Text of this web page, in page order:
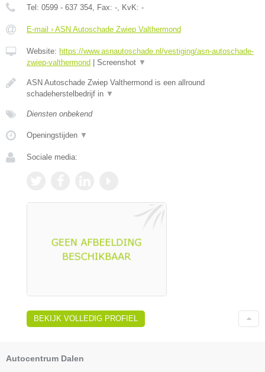
Tel: 0599 - 637 354, Fax: -, KvK: -
E-mail › ASN Autoschade Zwiep Valthermond
Website: https://www.asnautoschade.nl/vestiging/asn-autoschade-
zwiep-valthermond
Screenshot ▼
ASN Autoschade Zwiep Valthermond is een allround
schadeherstelbedrijf in ▼
Diensten onbekend
Openingstijden ▼
Sociale media:
BEKIJK VOLLEDIG PROFIEL
Autocentrum Dalen